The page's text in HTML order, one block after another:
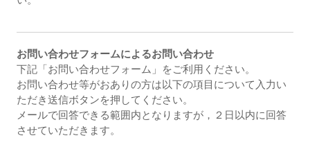
お問い合わせフォームによるお問い合わせ
下記「お問い合わせフォーム」をご利用ください。
お問い合わせ等がおありの方は以下の項目について入力い
ただき送信ボタンを押してください。
メールで回答できる範囲内となりますが，２日以内に回答
させていただきます。